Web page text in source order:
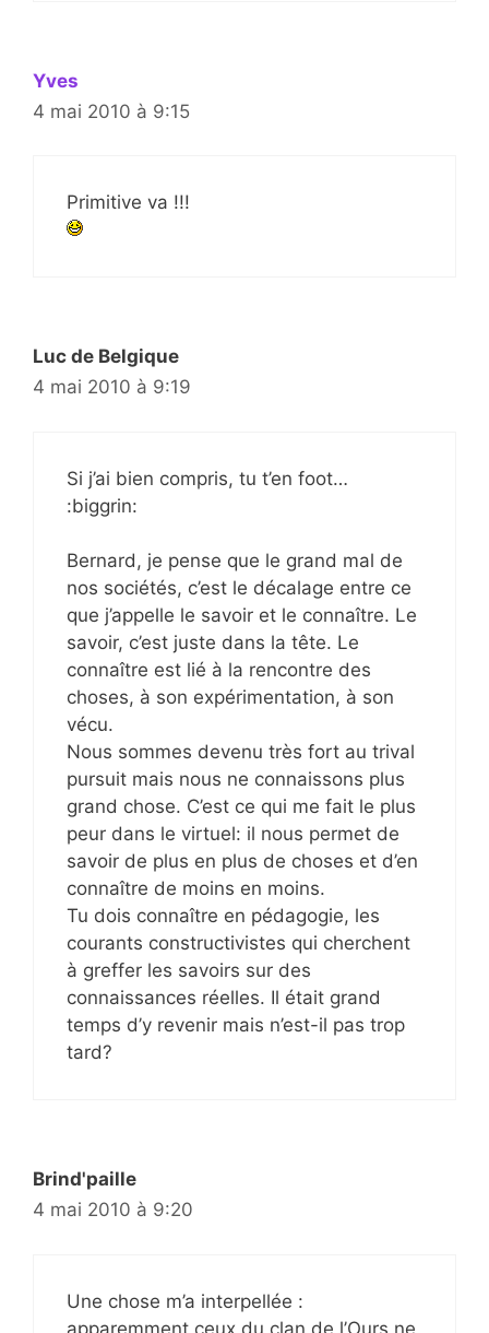
Yves
4 mai 2010 à 9:15
Primitive va !!!
Luc de Belgique
4 mai 2010 à 9:19
Si j’ai bien compris, tu t’en foot…
:biggrin:
Bernard, je pense que le grand mal de
nos sociétés, c’est le décalage entre ce
que j’appelle le savoir et le connaître. Le
savoir, c’est juste dans la tête. Le
connaître est lié à la rencontre des
choses, à son expérimentation, à son
vécu.
Nous sommes devenu très fort au trival
pursuit mais nous ne connaissons plus
grand chose. C’est ce qui me fait le plus
peur dans le virtuel: il nous permet de
savoir de plus en plus de choses et d’en
connaître de moins en moins.
Tu dois connaître en pédagogie, les
courants constructivistes qui cherchent
à greffer les savoirs sur des
connaissances réelles. Il était grand
temps d’y revenir mais n’est-il pas trop
tard?
Brind'paille
4 mai 2010 à 9:20
Une chose m’a interpellée :
apparemment ceux du clan de l’Ours ne